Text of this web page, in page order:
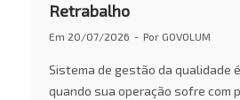
Retrabalho
Em 20/07/2026 Por GOVOLUM
Sistema de gestão da qualidade
quando sua operação sofre com